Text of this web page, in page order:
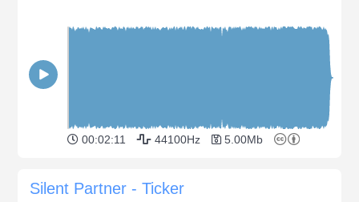
00:02:11 44100Hz 5.00Mb
Silent Partner - Ticker